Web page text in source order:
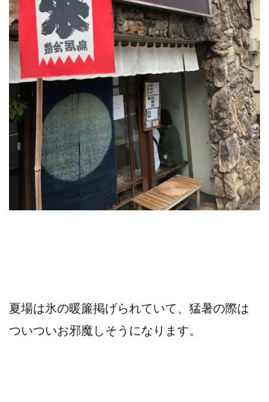
夏場は氷の暖簾掲げられていて、猛暑の際は
ついついお邪魔しそうになります。